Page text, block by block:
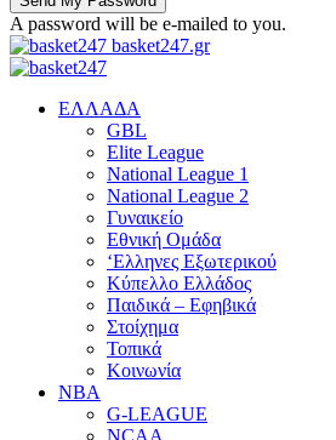
A password will be e-mailed to you.
basket247.gr
EΛΛΑΔΑ
GBL
Elite League
National League 1
National League 2
Γυναικείο
Εθνική Ομάδα
‘Ελληνες Εξωτερικού
Κύπελλο Ελλάδος
Παιδικά – Εφηβικά
Στοίχημα
Τοπικά
Κοινωνία
NBA
G-LEAGUE
NCAA